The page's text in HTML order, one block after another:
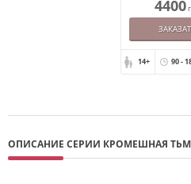
4400
14+ 90 -
ОПИСАНИЕ СЕРИИ КРОМЕШНАЯ